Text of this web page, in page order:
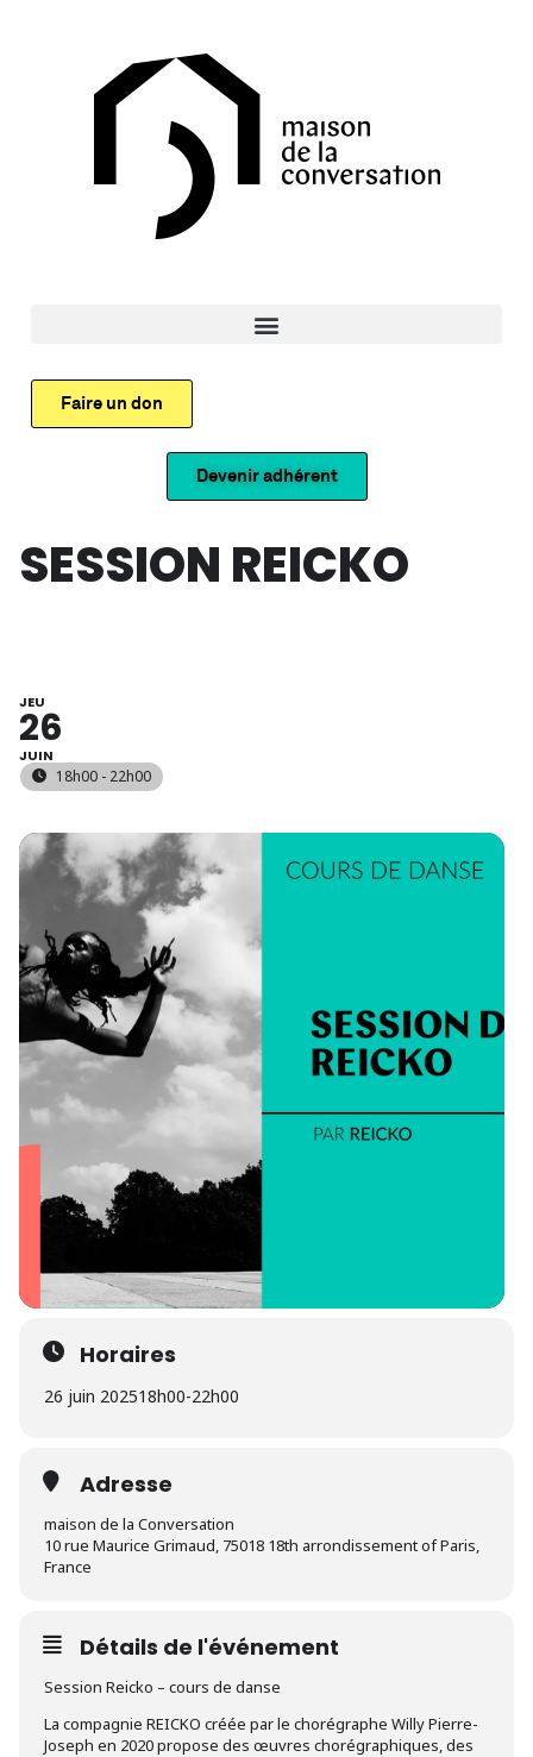
Faire un don
Devenir adhérent
SESSION REICKO
JEU
26
JUIN
18h00 - 22h00
Horaires
26 juin 202518h00-22h00
Adresse
maison de la Conversation
10 rue Maurice Grimaud, 75018 18th arrondissement of Paris,
France
Détails de l'événement
Session Reicko – cours de danse
La compagnie REICKO créée par le chorégraphe Willy Pierre-
Joseph en 2020 propose des œuvres chorégraphiques, des